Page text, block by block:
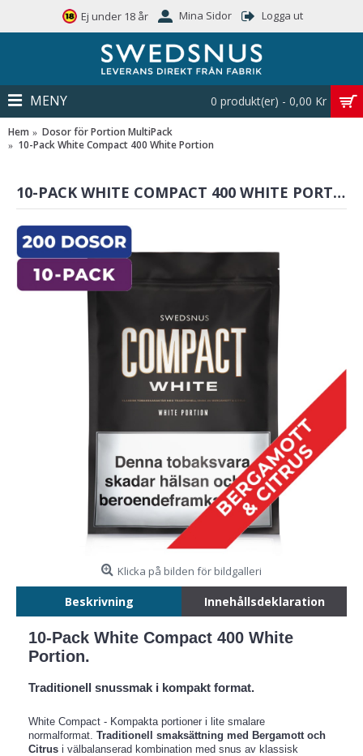
Ej under 18 år Mina Sidor Logga ut
0 produkt(er) - 0,00 Kr
MENY
Hem
Dosor för Portion MultiPack
10-Pack White Compact 400 White Portion
10-PACK WHITE COMPACT 400 WHITE PORTION
Klicka på bilden för bildgalleri
Beskrivning Innehållsdeklaration
10-Pack White Compact 400 White
Portion.
Traditionell snussmak i kompakt format.
White Compact - Kompakta portioner i lite smalare
normalformat. Traditionell smaksättning med Bergamott och
Citrus i välbalanserad kombination med snus av klassisk